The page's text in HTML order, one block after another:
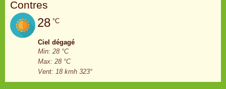
Contres
28 °C
Ciel dégagé
Min: 28 °C
Max: 28 °C
Vent: 18 kmh 323°